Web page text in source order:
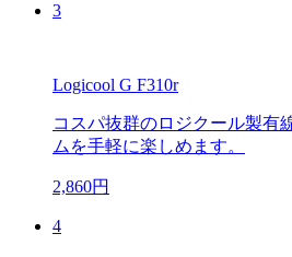
3
Logicool G F310r
コスパ抜群のロジクール製有
ムを手軽に楽しめます。
2,860円
4